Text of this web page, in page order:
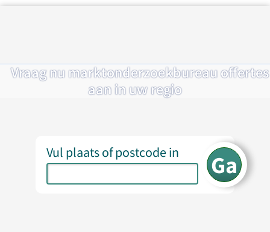
Vraag nu marktonderzoekbureau offertes
aan in uw regio
Vul plaats of postcode in